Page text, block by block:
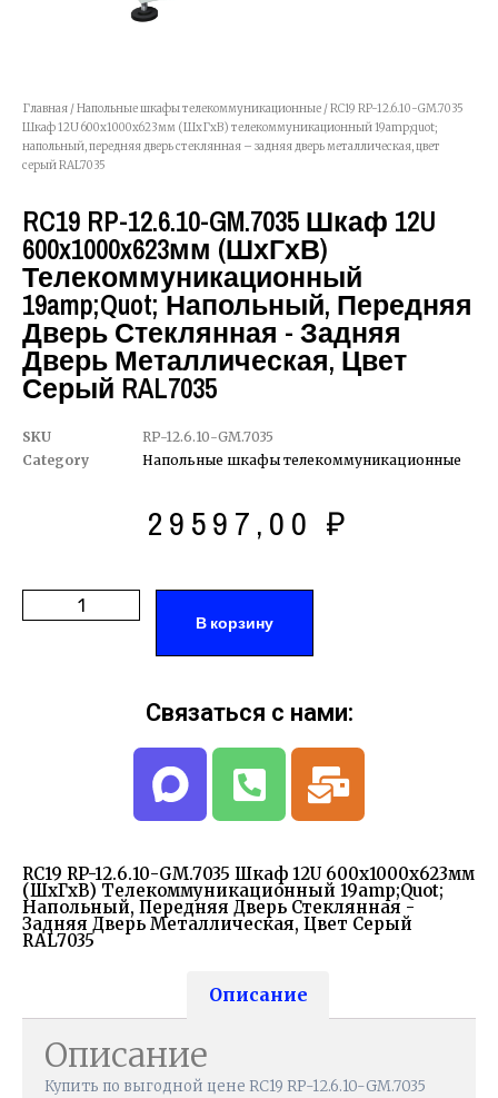
Главная /Напольные шкафы телекоммуникационные / RC19 RP-12.6.10-GM.7035
Шкаф 12U 600x1000x623мм (ШхГхВ) телекоммуникационный 19amp;quot;
напольный, передняя дверь стеклянная – задняя дверь металлическая, цвет
серый RAL7035
RC19 RP-12.6.10-GM.7035 Шкаф 12U
600x1000x623мм (ШхГхВ)
Телекоммуникационный
19amp;quot; Напольный, Передняя
Дверь Стеклянная - Задняя
Дверь Металлическая, Цвет
Серый RAL7035
SKU
RP-12.6.10-GM.7035
Category
Напольные шкафы телекоммуникационные
29597,00 ₽
В корзину
RC19 RP-12.6.10-GM.7035 Шкаф 12U 600x1000x623мм
(ШхГхВ) Телекоммуникационный 19amp;quot;
Напольный, Передняя Дверь Стеклянная -
Задняя Дверь Металлическая, Цвет Серый
RAL7035
Описание
Описание
Купить по выгодной цене RC19 RP-12.6.10-GM.7035
Связаться с нами: